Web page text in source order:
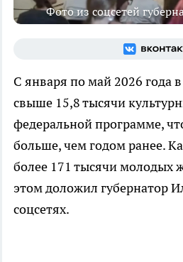
Фото из соцсетей
С января по май 2026 года
свыше 15,8 тысячи
федеральной программе,
больше, чем годом ранее.
более 171 тысячи молодых
этом доложил губернатор
соцсетях.